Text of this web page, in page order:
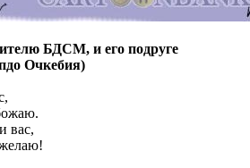
БДСМ, и его подруге
Очкебия)
вас,